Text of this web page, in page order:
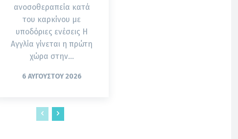
ανοσοθεραπεία κατά
του καρκίνου με
υποδόριες ενέσεις Η
Αγγλία γίνεται η πρώτη
χώρα στην...
6 ΑΥΓΟΎΣΤΟΥ 2026